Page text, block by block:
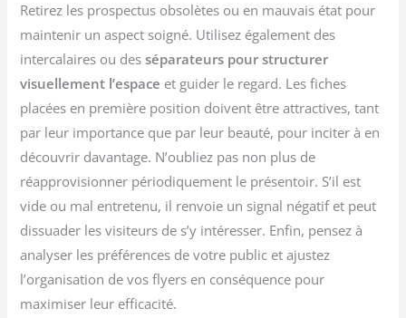
Retirez les prospectus obsolètes ou en mauvais état pour
maintenir un aspect soigné. Utilisez également des
intercalaires ou desséparateurs pour structurer
visuellement l’espace et guider le regard. Les fiches
placées en première position doivent être attractives, tant
par leur importance que par leur beauté, pour inciter à en
découvrir davantage. N’oubliez pas non plus de
réapprovisionner périodiquement le présentoir. S’il est
vide ou mal entretenu, il renvoie un signal négatif et peut
dissuader les visiteurs de s’y intéresser. Enfin, pensez à
analyser les préférences de votre public et ajustez
l’organisation de vos flyers en conséquence pour
maximiser leur efficacité.